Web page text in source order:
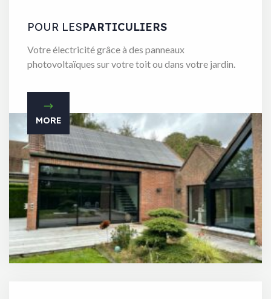
POUR LESPARTICULIERS
Votre électricité grâce à des panneaux
photovoltaïques sur votre toit ou dans votre jardin.
MORE